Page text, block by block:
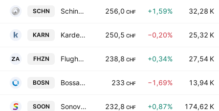
SCHN Schindler Holding Ltd. 256,0 CHF +1,59% 32,28 K
KARN Kardex Holding AG 250,5 CHF −0,20% 25,32 K
FHZN Flughafen Zurich AG 238,8 CHF +0,34% 27,54 K
BOSN Bossard Holding AG 233 CHF −1,69% 13,94 K
SOON Sonova Holding AG 232,8 CHF +0,87% 174,62 K